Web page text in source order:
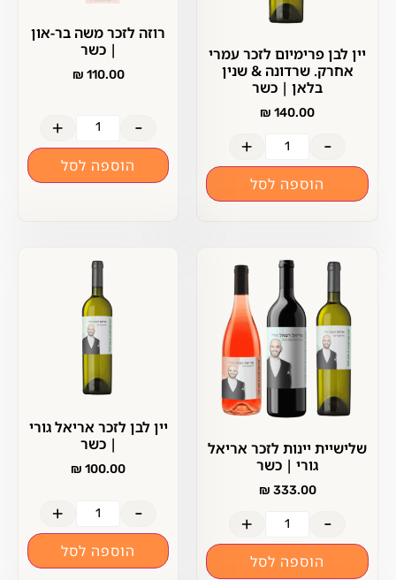
יין לבן פרימיום לזכר עמרי
אחרק. שרדונה & שנין
בלאן | כשר
₪ 140.00
-
+
הוספה לסל
רוזה לזכר משה בר-און
| כשר
₪ 110.00
-
+
הוספה לסל
שלישיית יינות לזכר אריאל
גורי | כשר
₪ 333.00
-
+
הוספה לסל
יין לבן לזכר אריאל גורי
| כשר
₪ 100.00
-
+
הוספה לסל